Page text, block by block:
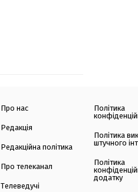
Про нас
Редакція
Редакційна політика
Про телеканал
Телеведучі
Політика
Політика
штучного
Політика
додатку